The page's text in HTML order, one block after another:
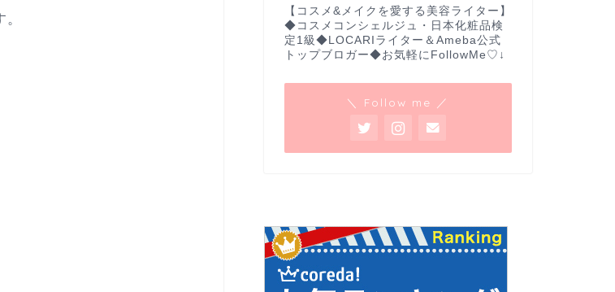
【コスメ&メイクを愛する美容ライター】
◆コスメコンシェルジュ・日本化粧品検
定1級◆LOCARIライター＆Ameba公式
トップブロガー◆お気軽にFollowMe♡↓
＼ Follow me ／